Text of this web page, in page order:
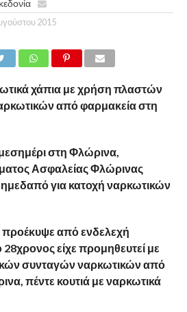
2015
χάπια με χρήση πλαστών
από φαρμακεία στη
στη Φλώρινα,
Ασφαλείας Φλώρινας
για κατοχή ναρκωτικών
από ενδελεχή
είχε προμηθευτεί με
συνταγών ναρκωτικών από
πέντε κουτιά με ναρκωτικά